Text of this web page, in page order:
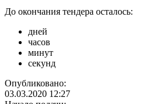
До окончания тендера осталось:
дней
часов
минут
секунд
Опубликовано:
03.03.2020 12:27